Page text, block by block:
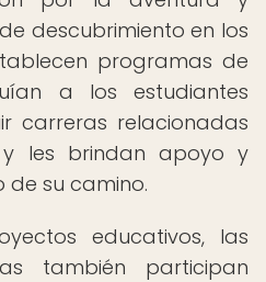
descubrimiento en los
programas de
a los estudiantes
carreras relacionadas
les brindan apoyo y
su camino.
educativos, las
también participan